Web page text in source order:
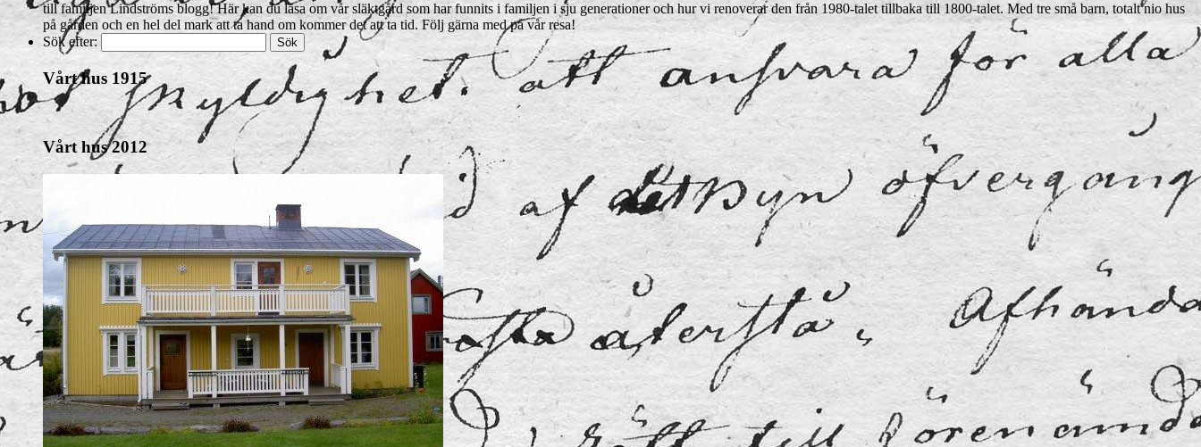
till familjen Lindströms blogg! Här kan du läsa om vår släktgård som har funnits i familjen i sju generationer och hur vi renoverar den från 1980-talet tillbaka till 1800-talet. Med tre små barn, totalt nio hus
på gården och en hel del mark att ta hand om kommer det att ta tid. Följ gärna med på vår resa!
Sök efter:
Vårt hus 1915
Vårt hus 2012